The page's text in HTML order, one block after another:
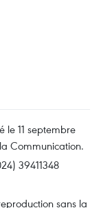
le 11 septembre
Communication.
39411348
sans la